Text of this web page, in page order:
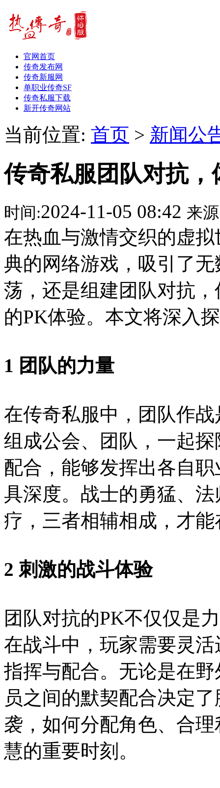
官网首页
传奇发布网
传奇新服网
单职业传奇SF
传奇私服下载
新开传奇网站
当前位置: 首页 > 新闻公
传奇私服团队对抗
时间:2024-11-05 08:42 来
在热血与激情交织的虚
典的网络游戏，吸引了
荡，还是组建团队对抗
的PK体验。本文将深入
1 团队的力量
在传奇私服中，团队作
组成公会、团队，一起
配合，能够发挥出各自
具深度。战士的勇猛、
疗，三者相辅相成，才
2 刺激的战斗体验
团队对抗的PK不仅仅是
在战斗中，玩家需要灵
指挥与配合。无论是在
员之间的默契配合决定
袭，如何分配角色、合
慧的重要时刻。